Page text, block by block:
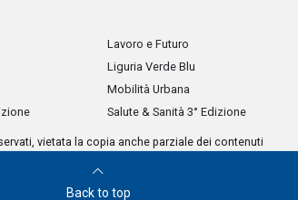
Lavoro e Futuro
Liguria Verde Blu
Mobilità Urbana
Salute & Sanità 3° Edizione
vietata la copia anche parziale dei contenuti
Back to top